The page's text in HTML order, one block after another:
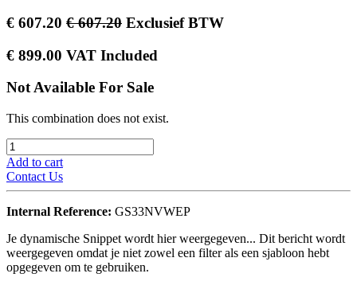
€ 607.20 €607.20 Exclusief BTW
€ 899.00 VAT Included
Not Available For Sale
This combination does not exist.
Add to cart
Contact Us
Internal Reference: GS33NVWEP
Je dynamische Snippet wordt hier weergegeven... Dit bericht wordt
weergegeven omdat je niet zowel een filter als een sjabloon hebt
opgegeven om te gebruiken.